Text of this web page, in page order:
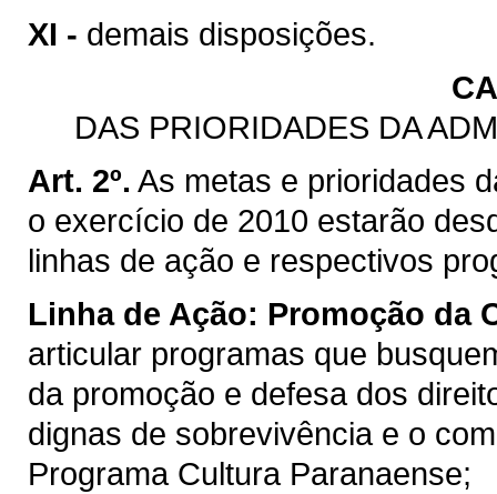
XI - demais disposições.
DAS PRIORIDADES DA
Art. 2º. As metas e prioridades
o exercício de 2010 estarão
linhas de ação e respectivos
Linha de Ação: Promoção da
articular programas que
da promoção e defesa dos
dignas de sobrevivência e o
Programa Cultura Paranaense;